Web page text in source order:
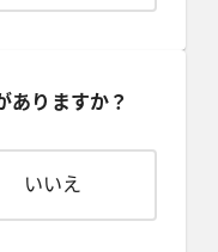
ありますか？
いいえ